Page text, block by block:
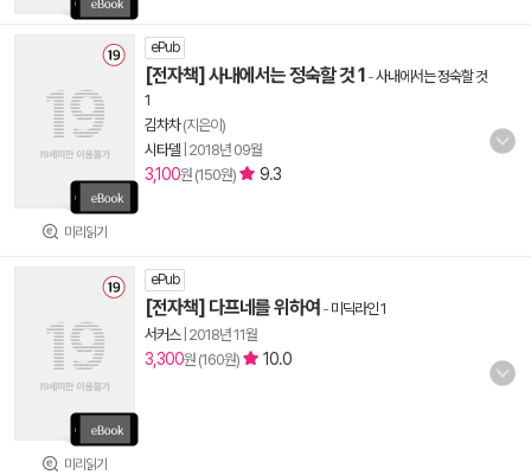
미리읽기
ePub
[전자책] 사내에서는 정숙할 것 1 -사내에서는 정숙할 것
1
김차차(지은이)
시타델 2018년 09월
3,100원 (150원) 9.3
미리읽기
ePub
[전자책] 다프네를 위하여 - 미딕라인 1
서커스| 2018년 11월
3,300원 (160원) 10.0